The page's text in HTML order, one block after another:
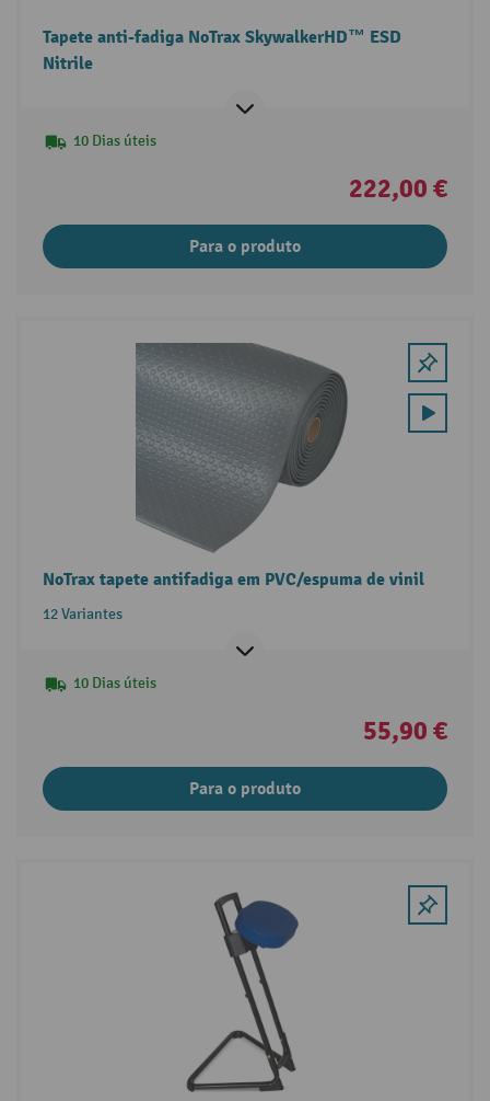
Tapete anti-fadiga NoTrax SkywalkerHD™ ESD
Nitrile
10 Dias úteis
222,00 €
Para o produto
NoTrax tapete antifadiga em PVC/espuma de vinil
12 Variantes
10 Dias úteis
55,90 €
Para o produto